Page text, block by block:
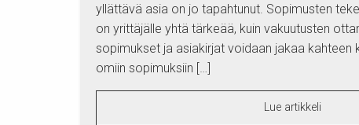
yllättävä asia on jo tapahtunut. Sopimusten
on yrittäjälle yhtä tärkeää, kuin vakuutusten
sopimukset ja asiakirjat voidaan jakaa kahteen
omiin sopimuksiin […]
Lue artikkeli